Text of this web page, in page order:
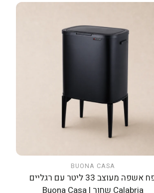
הוספה לעגלה
BUONA CASA
פח אשפה מעוצב 33 ליטר עם רגליים
Calabria שחור | Buona Casa